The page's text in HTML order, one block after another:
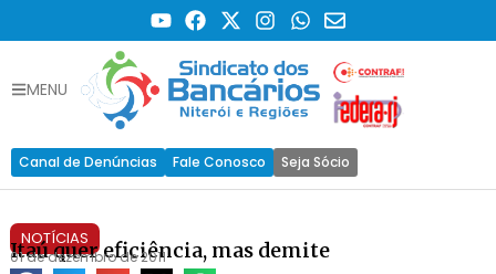
MENU
Canal de Denúncias Fale Conosco Seja Sócio
NOTÍCIAS
Itaú quer eficiência, mas demite
01 de dezembro de 2011